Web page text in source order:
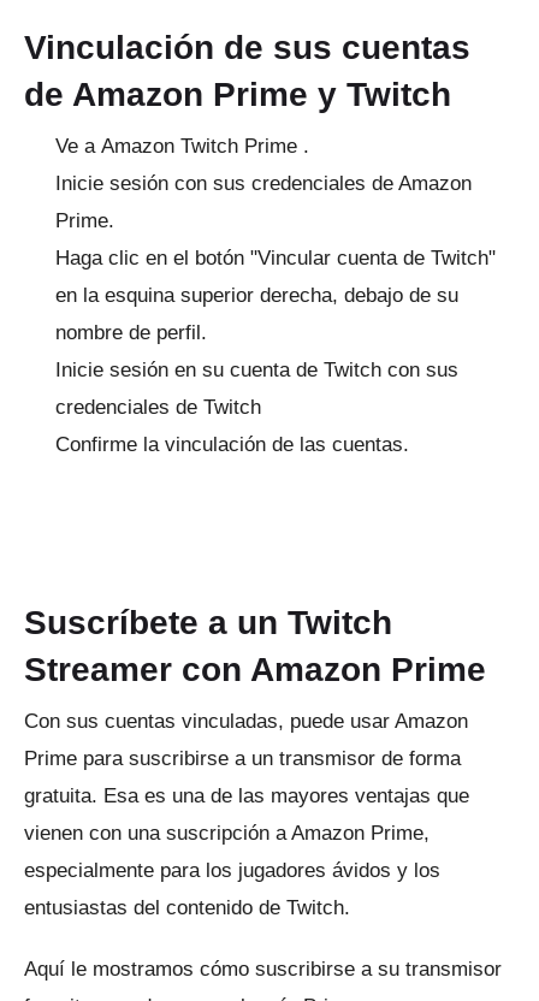
Vinculación de sus cuentas
de Amazon Prime y Twitch
Ve a Amazon Twitch Prime .
Inicie sesión con sus credenciales de Amazon
Prime.
Haga clic en el botón "Vincular cuenta de Twitch"
en la esquina superior derecha, debajo de su
nombre de perfil.
Inicie sesión en su cuenta de Twitch con sus
credenciales de Twitch
Confirme la vinculación de las cuentas.
Suscríbete a un Twitch
Streamer con Amazon Prime
Con sus cuentas vinculadas, puede usar Amazon
Prime para suscribirse a un transmisor de forma
gratuita. Esa es una de las mayores ventajas que
vienen con una suscripción a Amazon Prime,
especialmente para los jugadores ávidos y los
entusiastas del contenido de Twitch.
Aquí le mostramos cómo suscribirse a su transmisor